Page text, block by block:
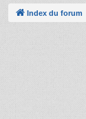
Index du forum